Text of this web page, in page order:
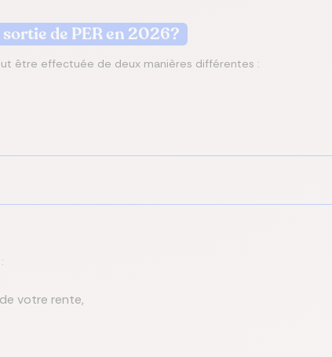
de PER en 2026?
être effectuée de deux manières différentes :
votre rente,